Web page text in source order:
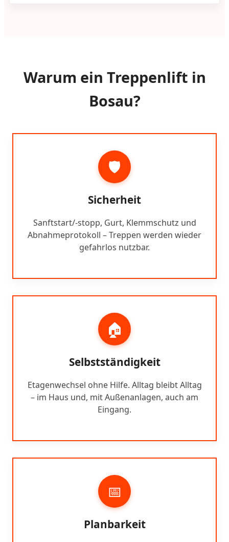
Warum ein Treppenlift in
Bosau?
🛡️
Sicherheit
Sanftstart/-stopp, Gurt, Klemmschutz und
Abnahmeprotokoll – Treppen werden wieder
gefahrlos nutzbar.
🏠
Selbstständigkeit
Etagenwechsel ohne Hilfe. Alltag bleibt Alltag
– im Haus und, mit Außenanlagen, auch am
Eingang.
📅
Planbarkeit